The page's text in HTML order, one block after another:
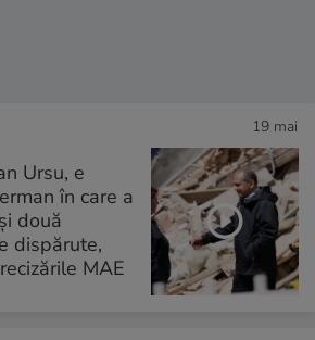
19 mai
Ursu, e
în care a
două
dispărute,
MAE